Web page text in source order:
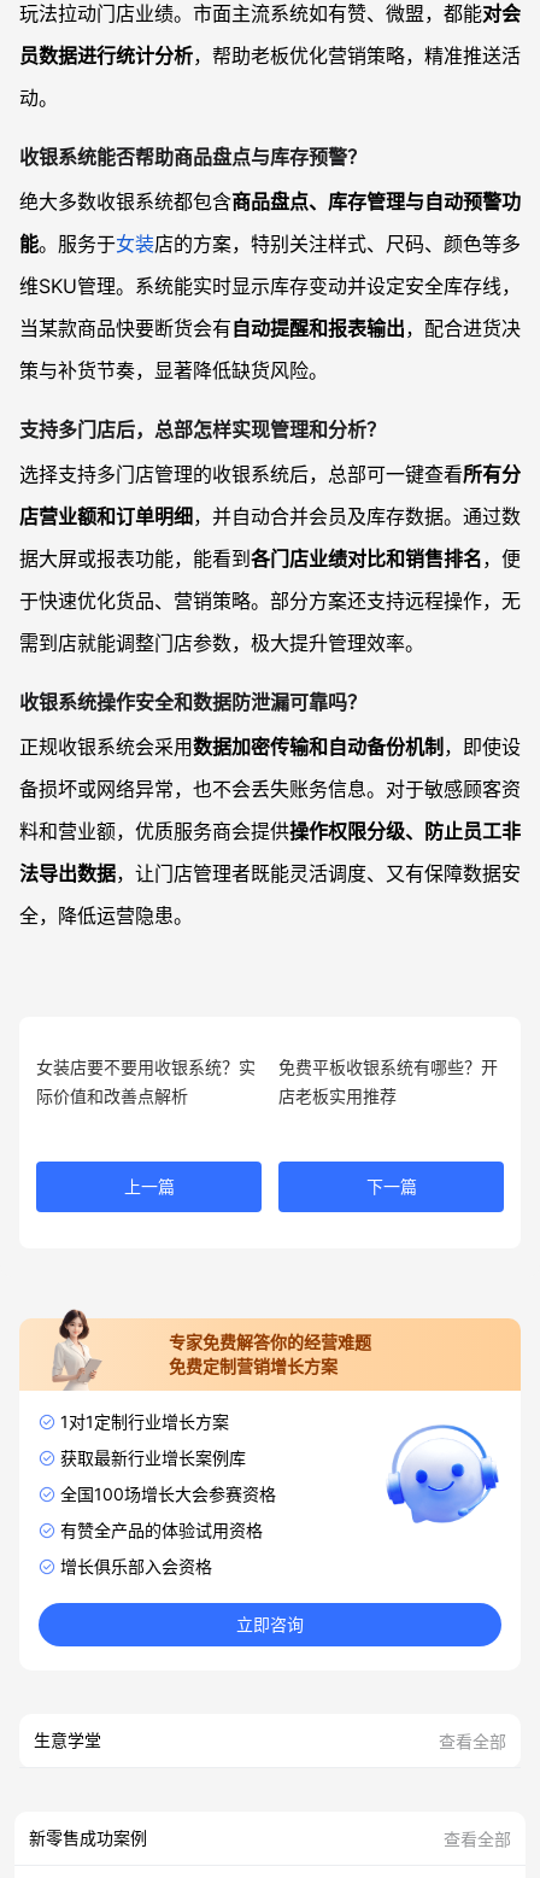
玩法拉动门店业绩。市面主流系统如有赞、微盟，都能对会
员数据进行统计分析，帮助老板优化营销策略，精准推送活
动。
收银系统能否帮助商品盘点与库存预警？
绝大多数收银系统都包含商品盘点、库存管理与自动预警功
能。服务于女装店的方案，特别关注样式、尺码、颜色等多
维SKU管理。系统能实时显示库存变动并设定安全库存线，
当某款商品快要断货会有自动提醒和报表输出，配合进货决
策与补货节奏，显著降低缺货风险。
支持多门店后，总部怎样实现管理和分析？
选择支持多门店管理的收银系统后，总部可一键查看所有分
店营业额和订单明细，并自动合并会员及库存数据。通过数
据大屏或报表功能，能看到各门店业绩对比和销售排名，便
于快速优化货品、营销策略。部分方案还支持远程操作，无
需到店就能调整门店参数，极大提升管理效率。
收银系统操作安全和数据防泄漏可靠吗？
正规收银系统会采用数据加密传输和自动备份机制 ，即使设
备损坏或网络异常，也不会丢失账务信息。对于敏感顾客资
料和营业额，优质服务商会提供操作权限分级、防止员工非
法导出数据，让门店管理者既能灵活调度、又有保障数据安
全，降低运营隐患。
女装店要不要用收银系统？实
际价值和改善点解析
上一篇
免费平板收银系统有哪些？开
店老板实用推荐
下一篇
专家免费解答你的经营难题
免费定制营销增长方案
1对1定制行业增长方案
获取最新行业增长案例库
全国100场增长大会参赛资格
有赞全产品的体验试用资格
增长俱乐部入会资格
立即咨询
生意学堂 查看全部
新零售成功案例 查看全部